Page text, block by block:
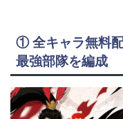
① 全キャラ無料
最強部隊を編成